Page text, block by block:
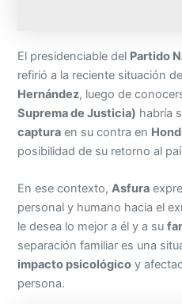
El presidenciable del Partido
refirió a la reciente situación
Hernández, luego de
Suprema de Justicia) habría
captura en su contra en
posibilidad de su retorno al
En ese contexto,Asfura
personal y humano hacia el
le desea lo mejor a él y a su
separación familiar es una
impacto psicológico y
persona.